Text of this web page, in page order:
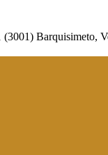
Barquisimeto,